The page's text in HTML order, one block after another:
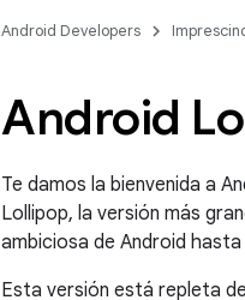
Android Developers
Android
Te damos la bienvenida a
Lollipop, la versión más
ambiciosa de Android
Esta versión está repleta de